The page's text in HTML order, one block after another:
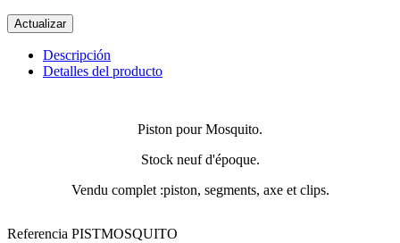
Descripción
Detalles del producto
Piston pour Mosquito.
Stock neuf d'époque.
Vendu complet :piston, segments, axe et clips.
Referencia PISTMOSQUITO